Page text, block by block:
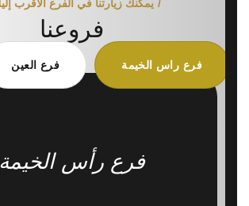
يمكنك زيارتنا في الفرع الأقرب إليك.
فروعنا
فرع راس الخيمة فرع العين
فرع رأس الخيمة